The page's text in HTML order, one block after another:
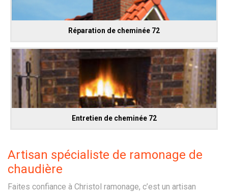
Réparation de cheminée 72
Entretien de cheminée 72
Artisan spécialiste de ramonage de
chaudière
Faites confiance à Christol ramonage, c’est un artisan